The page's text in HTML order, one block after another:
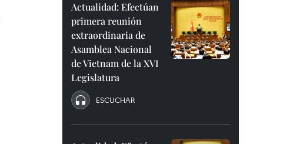
Actualidad: Efectúan
primera reunión
extraordinaria de
Asamblea Nacional
de Vietnam de la XVI
Legislatura
ESCUCHAR